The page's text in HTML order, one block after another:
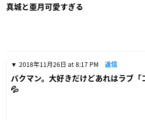
真城と亜月可愛すぎる
2018年11月26日 at 8:17 PM 返信
バクマン。大好きだけどあれはラブ
💦